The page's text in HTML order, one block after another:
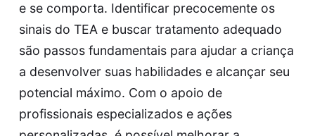
e se comporta. Identificar precocemente os
sinais do TEA e buscar tratamento adequado
são passos fundamentais para ajudar a criança
a desenvolver suas habilidades e alcançar seu
potencial máximo. Com o apoio de
profissionais especializados e ações